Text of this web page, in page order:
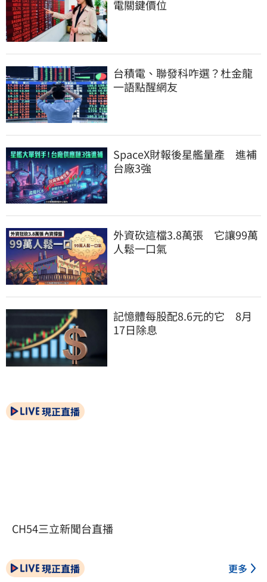
電關鍵價位
台積電、聯發科咋選？杜金龍
一語點醒網友
SpaceX財報後星艦量產　進補
台廠3強
外資砍這檔3.8萬張　它讓99萬
人鬆一口氣
記憶體每股配8.6元的它　8月
17日除息
現正直播
CH54三立新聞台直播
現正直播 更多